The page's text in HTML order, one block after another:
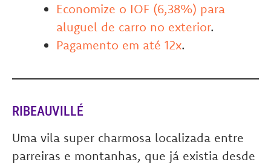
Economize o IOF (6,38%) para
aluguel de carro no exterior.
Pagamento em até 12x.
RIBEAUVILLÉ
Uma vila super charmosa localizada entre
parreiras e montanhas, que já existia desde